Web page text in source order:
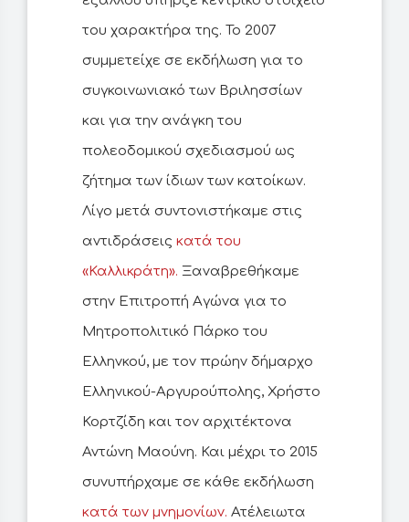
του χαρακτήρα της. Το 2007
συμμετείχε σε εκδήλωση για το
συγκοινωνιακό των Βριλησσίων
και για την ανάγκη του
πολεοδομικού σχεδιασμού ως
ζήτημα των ίδιων των κατοίκων.
Λίγο μετά συντονιστήκαμε στις
αντιδράσεις κατά του
«Καλλικράτη». Ξαναβρεθήκαμε
στην Επιτροπή Αγώνα για το
Μητροπολιτικό Πάρκο του
Ελληνκού, με τον πρώην δήμαρχο
Ελληνικού-Αργυρούπολης, Χρήστο
Κορτζίδη και τον αρχιτέκτονα
Αντώνη Μαούνη. Και μέχρι το 2015
συνυπήρχαμε σε κάθε εκδήλωση
κατά των μνημονίων. Ατέλειωτα